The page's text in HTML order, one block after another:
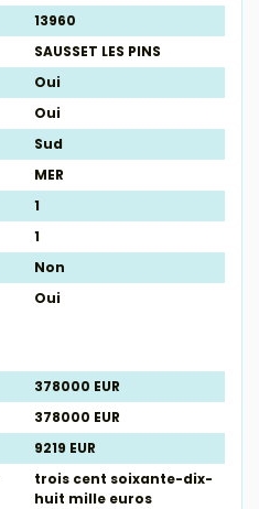
13960
SAUSSET LES PINS
Oui
Oui
Sud
MER
1
1
Non
Oui
378000 EUR
378000 EUR
9219 EUR
trois cent soixante-dix-
huit mille euros